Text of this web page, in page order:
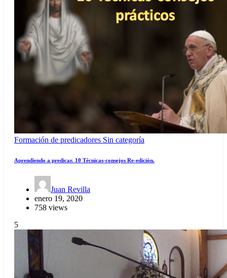
Formación de predicadores Sin categoría
Aprendiendo a predicar. 10 Técnicas-consejos Re-edición.
Juan Revilla
enero 19, 2020
758 views
5